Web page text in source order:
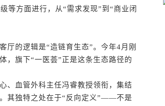
等方面进行，从“需求发现”到“商业闭
的逻辑是“造链育生态”。今年4月刚
，旗下“一医荟”正是这条生态路径的
血管外科主任冯睿教授领衔，集结
其独特之处在于“反向定义”——不是